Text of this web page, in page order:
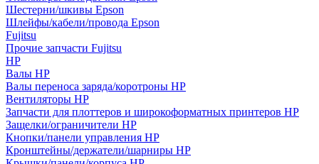
Шестерни/шкивы Epson
Шлейфы/кабели/провода Epson
Fujitsu
Прочие запчасти Fujitsu
HP
Валы HP
Валы переноса заряда/коротроны HP
Вентиляторы HP
Запчасти для плоттеров и широкоформатных принтеров HP
Защелки/ограничители HP
Кнопки/панели управления HP
Кронштейны/держатели/шарниры HP